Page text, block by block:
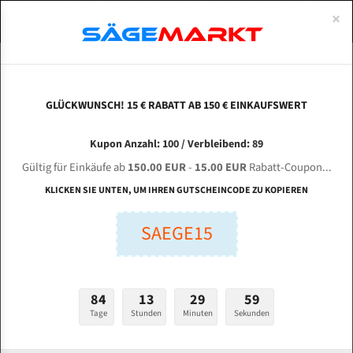
GMM GMMY 330 für 4260 mm Bi-Metall
Bandsägeblätter
Länge (mm):
Stärken + Zahnteilung:
mm
ABOUTS
ENGLISH
Bi-Metall Meterware
Fleischerei Bandsägeblätter
Bandmesser Glatt Meterware
Konvex Meterware
×
GLÜCKWUNSCH! 15 € RABATT AB 150 € EINKAUFSWERT
Kupon Anzahl: 100 / Verbleibend: 89
Gültig für Einkäufe ab150.00 EUR- 15.00 EURRabatt-Coupon...
KLICKEN SIE UNTEN, UM IHREN GUTSCHEINCODE ZU KOPIEREN
SAEGE15
84
Tage
13
Stunden
29
Minuten
58
Sekunden